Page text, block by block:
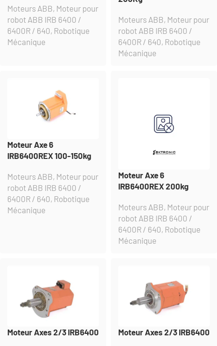
Moteurs ABB, Moteur pour
robot ABB IRB 6400 /
6400R / 640, Robotique
Mécanique
Moteurs ABB, Moteur pour
robot ABB IRB 6400 /
6400R / 640, Robotique
Mécanique
Moteur Axe 6
IRB6400REX 100-150kg
Moteurs ABB, Moteur pour
robot ABB IRB 6400 /
6400R / 640, Robotique
Mécanique
Moteur Axe 6
IRB6400REX 200kg
Moteurs ABB, Moteur pour
robot ABB IRB 6400 /
6400R / 640, Robotique
Mécanique
Moteur Axes 2/3 IRB6400 Moteur Axes 2/3 IRB6400